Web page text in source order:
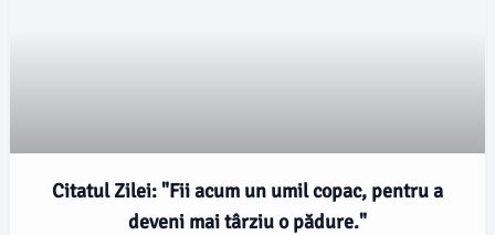
Citatul Zilei: "Fii acum un umil copac, pentru a
deveni mai târziu o pădure."